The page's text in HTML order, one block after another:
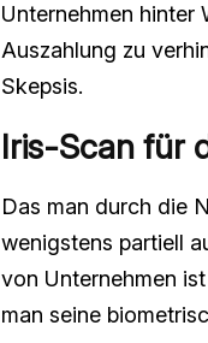
Unternehmen hinter
Auszahlung zu
Skepsis.
Iris-Scan für
Das man durch die
wenigstens partiell
von Unternehmen
man seine